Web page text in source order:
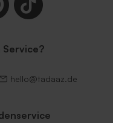
Service?
hello@tadaaz.de